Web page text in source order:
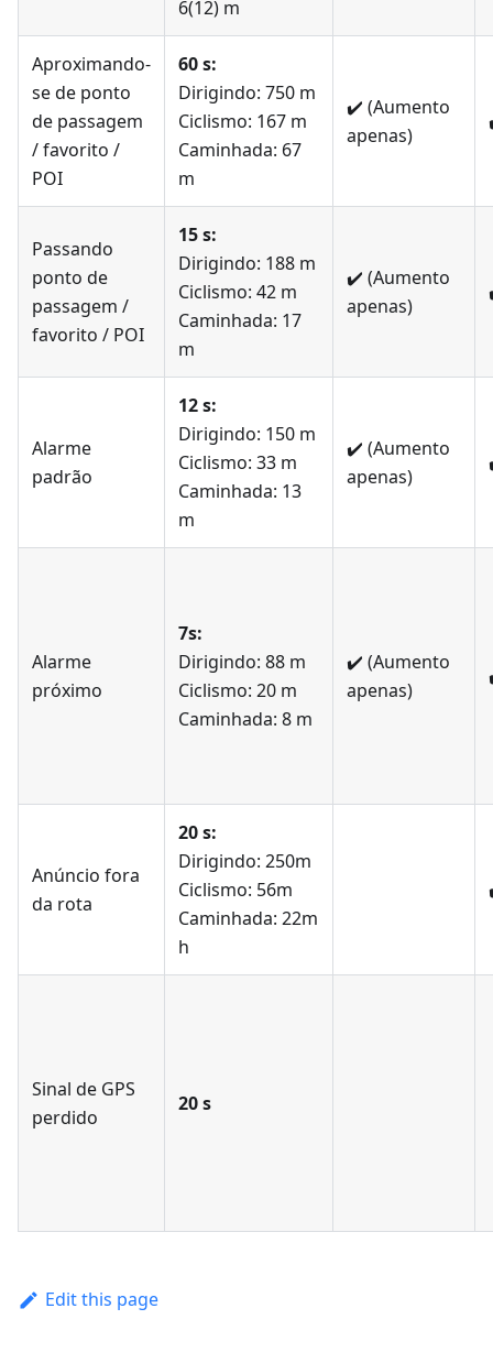
6(12) m
Aproximando-
se de ponto
de passagem
/ favorito /
POI
60 s:
Dirigindo: 750 m
Ciclismo: 167 m
Caminhada: 67
m
✔️ (Aumento
apenas)
Passando
ponto de
passagem /
favorito / POI
15 s:
Dirigindo: 188 m
Ciclismo: 42 m
Caminhada: 17
m
✔️ (Aumento
apenas)
Alarme
padrão
12 s:
Dirigindo: 150 m
Ciclismo: 33 m
Caminhada: 13
m
✔️ (Aumento
apenas)
Alarme
próximo
7s:
Dirigindo: 88 m
Ciclismo: 20 m
Caminhada: 8 m
✔️ (Aumento
apenas)
Anúncio fora
da rota
20 s:
Dirigindo: 250m
Ciclismo: 56m
Caminhada: 22m
h
Sinal de GPS
perdido
20 s
Edit this page